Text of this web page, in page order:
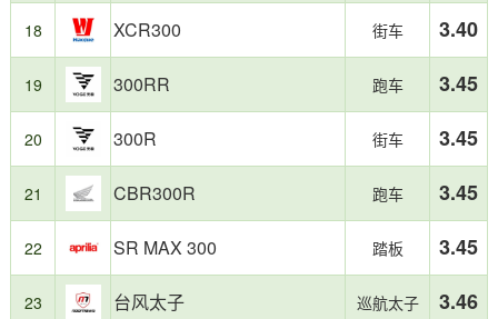
者
购
车
提
供
了
有
价
值
的
18 XCR300 街车 3.40
19 300RR 跑车 3.45
20 300R 街车 3.45
21 CBR300R 跑车 3.45
22 SR MAX 300 踏板 3.45
23 台风太子 巡航太子 3.46